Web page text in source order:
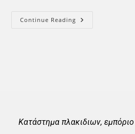
Continue Reading
Κατάστημα πλακιδιων,